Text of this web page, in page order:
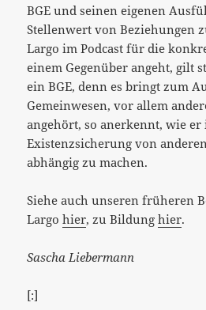
BGE und seinen eigenen
Stellenwert von Beziehungen
Largo im Podcast für die
einem Gegenüber angeht, gilt
ein BGE, denn es bringt zum
Gemeinwesen, vor allem
angehört, so anerkennt, wie er
Existenzsicherung von
abhängig zu machen.
Siehe auch unseren früheren
Largohier, zu Bildunghier.
Sascha Liebermann
[:]